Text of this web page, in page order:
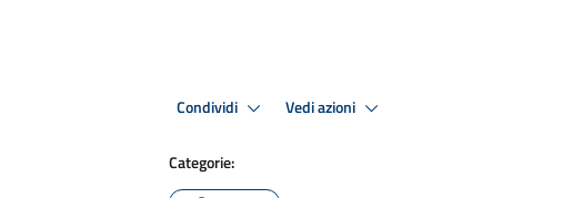
Condividi Vedi azioni
Categorie: